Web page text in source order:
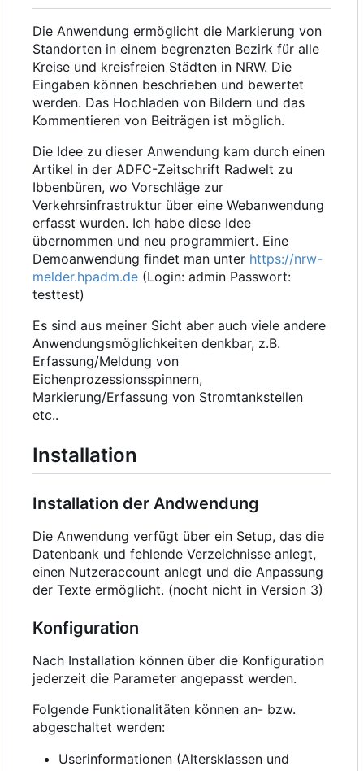
Die Anwendung ermöglicht die Markierung von
Standorten in einem begrenzten Bezirk für alle
Kreise und kreisfreien Städten in NRW. Die
Eingaben können beschrieben und bewertet
werden. Das Hochladen von Bildern und das
Kommentieren von Beiträgen ist möglich.
Die Idee zu dieser Anwendung kam durch einen
Artikel in der ADFC-Zeitschrift Radwelt zu
Ibbenbüren, wo Vorschläge zur
Verkehrsinfrastruktur über eine Webanwendung
erfasst wurden. Ich habe diese Idee
übernommen und neu programmiert. Eine
Demoanwendung findet man unter https://nrw-
melder.hpadm.de (Login: admin Passwort:
testtest)
Es sind aus meiner Sicht aber auch viele andere
Anwendungsmöglichkeiten denkbar, z.B.
Erfassung/Meldung von
Eichenprozessionsspinnern,
Markierung/Erfassung von Stromtankstellen
etc..
Installation
Installation der Andwendung
Die Anwendung verfügt über ein Setup, das die
Datenbank und fehlende Verzeichnisse anlegt,
einen Nutzeraccount anlegt und die Anpassung
der Texte ermöglicht. (nocht nicht in Version 3)
Konfiguration
Nach Installation können über die Konfiguration
jederzeit die Parameter angepasst werden.
Folgende Funktionalitäten können an- bzw.
abgeschaltet werden:
Userinformationen (Altersklassen und